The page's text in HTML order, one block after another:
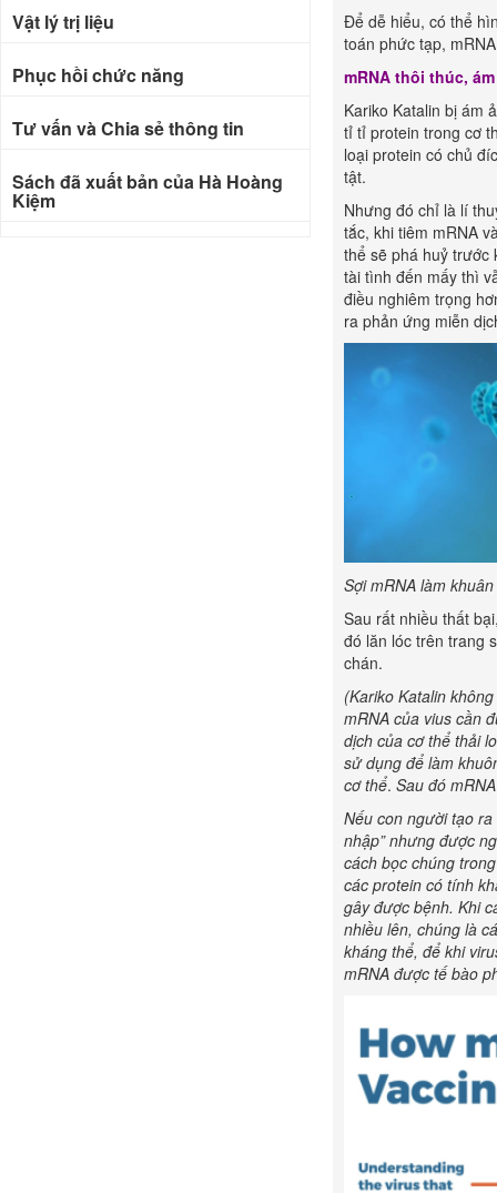
Để dễ hiểu, có thể
toán phức tạp,
mRNA thôi thúc,
Kariko Katalin bị ám
tỉ tỉ protein trong cơ
loại protein có chủ
tật.
Nhưng đó chỉ là lí
tắc, khi tiêm mRNA
thể sẽ phá huỷ trước
tài tình đến mấy thì
điều nghiêm trọng
ra phản ứng miễn
Sợi mRNA làm
Sau rất nhiều thất
đó lăn lóc trên trang
chán.
(Kariko Katalin
mRNA của vius cần
dịch của cơ thể thải
sử dụng để làm
cơ thể. Sau đó
Nếu con người tạo
nhập” nhưng được
cách bọc chúng
các protein có tính
gây được bệnh. Khi
nhiều lên, chúng là
kháng thể, để khi
mRNA được tế bào
Vật lý trị liệu
Phục hồi chức năng
Tư vấn và Chia sẻ thông tin
Sách đã xuất bản của Hà Hoàng
Kiệm